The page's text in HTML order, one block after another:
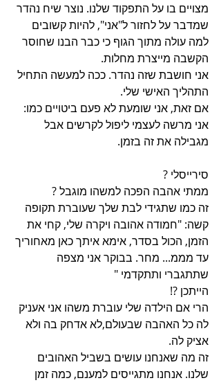
מצויים בו על התפקוד שלנו. נוצר שיח נהדר
שמדבר על לחזור ל"אני", להיות קשובים
למה עולה מתוך הגוף כי כבר הבנו שחוסר
הקשבה מייצרת מחלות.
אני חושבת שזה נהדר. ככה למעשה התחיל
התהליך האישי שלי.
אם זאת, אני שומעת לא פעם ביטויים כמו:
אני מרשה לעצמי ליפול לקרשים אבל
מגבילה את זה בזמן.
סירייסלי ?
ממתי אהבה הפכה למשהו מוגבל ?
זה כמו שתגידי לבת שלך שעוברת תקופה
קשה: "חמודה אהובה ויקרה שלי, קחי את
הזמן, הכול בסדר, אימא איתך כאן מאחוריך
עד מממ... מחר. בבוקר אני מצפה
שתתגברי ותתקדמי "
הייתכן ?!
הרי אם הילדה שלי עוברת משהו אני אעניק
לה כל האהבה שבעולם,לא אדחק בה ולא
אציק לה.
זה מה שאנחנו עושים בשביל האהובים
שלנו. אנחנו מתגייסים למענם, כמה זמן